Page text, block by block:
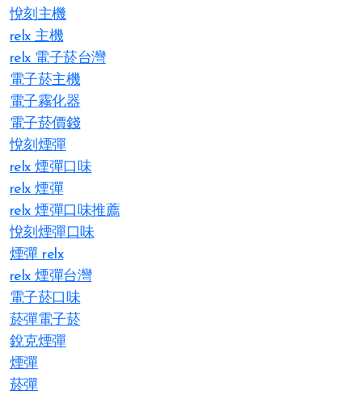
悅刻主機
relx 主機
relx 電子菸台灣
電子菸主機
電子霧化器
電子菸價錢
悅刻煙彈
relx 煙彈口味
relx 煙彈
relx 煙彈口味推薦
悅刻煙彈口味
煙彈 relx
relx 煙彈台灣
電子菸口味
菸彈電子菸
銳克煙彈
煙彈
菸彈